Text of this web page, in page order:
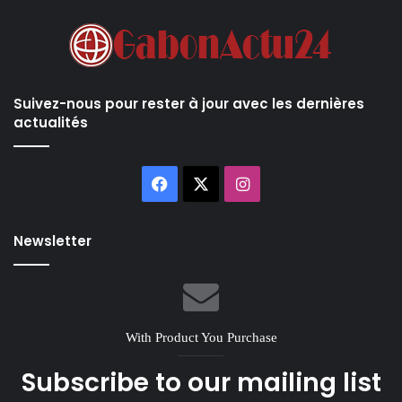
Suivez-nous pour rester à jour avec les dernières
actualités
Facebook Instagram
Newsletter
With Product You Purchase
Subscribe to our mailing list